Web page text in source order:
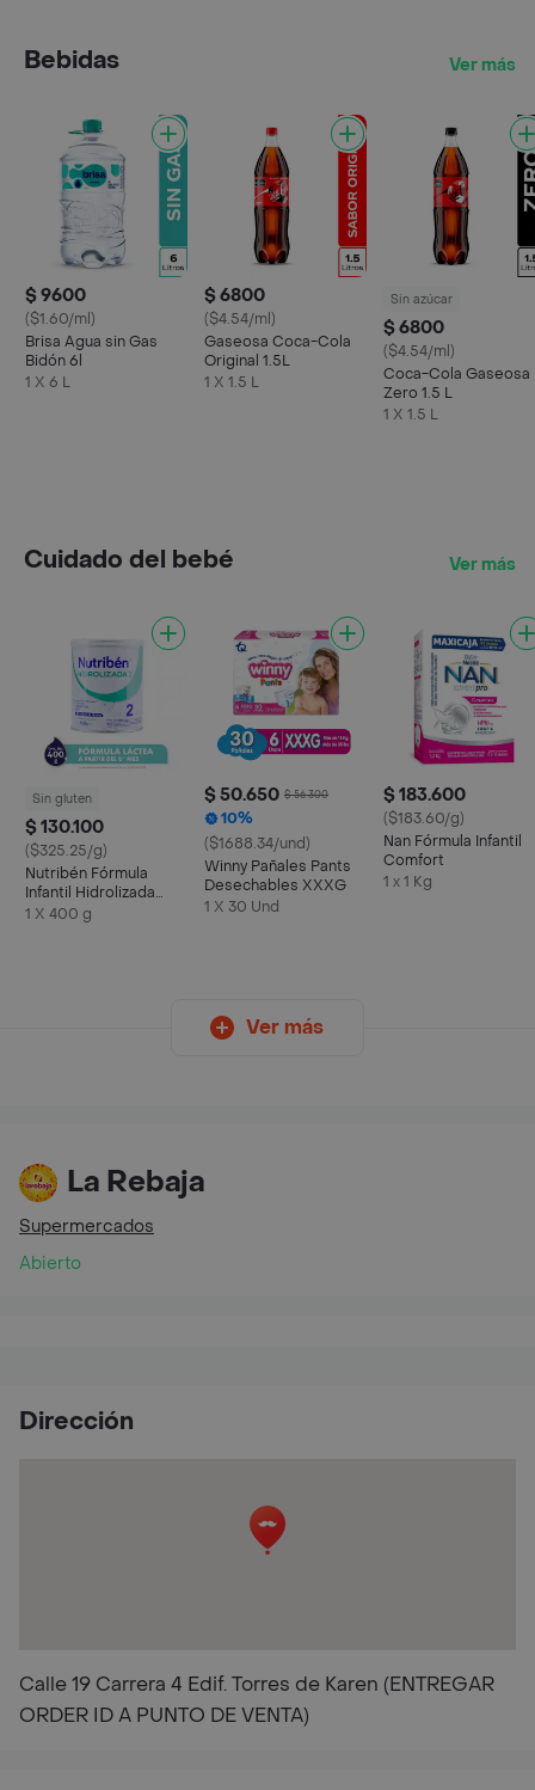
Bebidas Ver más
$ 9600
($1.60/ml)
Brisa Agua sin Gas
Bidón 6l
1 X 6 L
$ 6800
($4.54/ml)
Gaseosa Coca-Cola
Original 1.5L
1 X 1.5 L
Sin azúcar
$ 6800
($4.54/ml)
Coca-Cola Gaseosa
Zero 1.5 L
1 X 1.5 L
Cuidado del bebé Ver más
Sin gluten
$ 130.100
($325.25/g)
Nutribén Fórmula
Infantil Hidrolizada
Etapa 2
1 X 400 g
$ 50.650 $ 56.300
10%
($1688.34/und)
Winny Pañales Pants
Desechables XXXG
1 X 30 Und
$ 183.600
($183.60/g)
Nan Fórmula Infantil
Comfort
1 x 1 Kg
Ver más
La Rebaja
Supermercados
Abierto
Dirección
Calle 19 Carrera 4 Edif. Torres de Karen (ENTREGAR
ORDER ID A PUNTO DE VENTA)